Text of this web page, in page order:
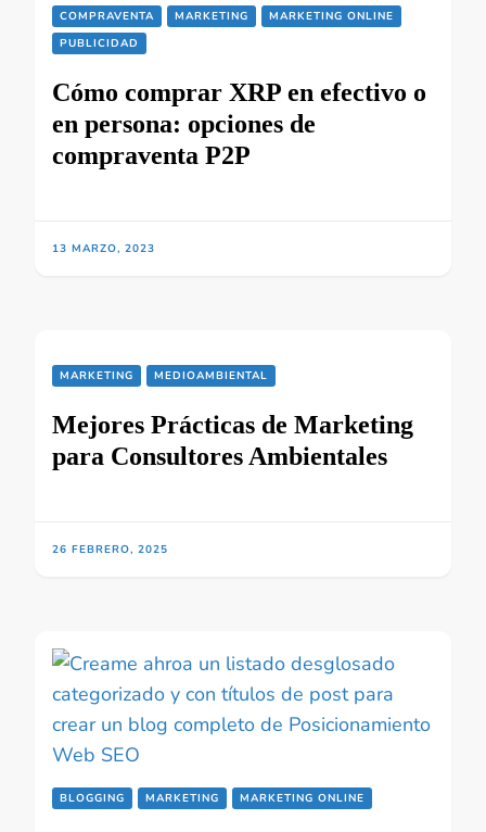
COMPRAVENTA MARKETING
MARKETING ONLINE
PUBLICIDAD
Cómo comprar XRP en efectivo o
en persona: opciones de
compraventa P2P
13 MARZO, 2023
MARKETING MEDIOAMBIENTAL
Mejores Prácticas de Marketing
para Consultores Ambientales
26 FEBRERO, 2025
BLOGGING MARKETING MARKETING ONLINE